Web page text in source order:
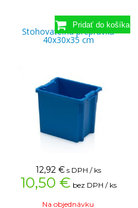
Stohovateľná prepravka
40x30x35 cm
12,92 € s DPH / ks
10,50 € bez DPH / ks
Na objednávku